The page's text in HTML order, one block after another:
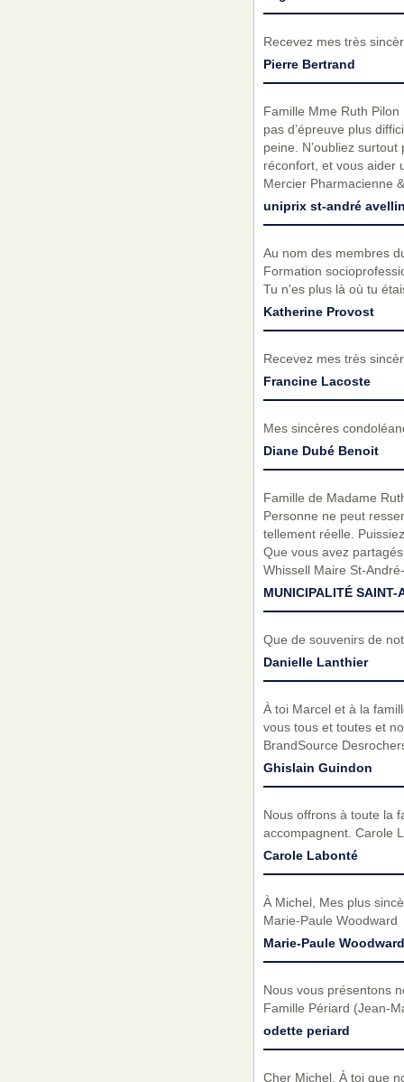
Recevez mes très
Pierre Bertrand
Famille Mme Ruth
pas d’épreuve plus
peine. N’oubliez
réconfort, et vous aider
Mercier Pharmacienne
uniprix st-andré
Au nom des membres
Formation
Tu n'es plus là où tu
Katherine Provost
Recevez mes très
Francine Lacoste
Mes sincères
Diane Dubé Benoit
Famille de Madame
Personne ne peut
tellement réelle.
Que vous avez
Whissell Maire St-
MUNICIPALITÉ SAINT-
Que de souvenirs de
Danielle Lanthier
À toi Marcel et à la
vous tous et toutes et
BrandSource
Ghislain Guindon
Nous offrons à toute la
accompagnent. Carole
Carole Labonté
À Michel, Mes plus
Marie-Paule Woodward
Marie-Paule Woodward
Nous vous présentons
Famille Périard (Jean-
odette periard
Cher Michel. À toi que